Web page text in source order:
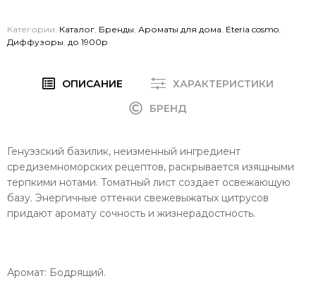
Категории: Каталог Бренды Ароматы для дома Eteria cosmo
Диффузоры до 1900р
ОПИСАНИЕ
ХАРАКТЕРИСТИКИ
БРЕНД
Генуэзский базилик, неизменный ингредиент
средиземноморских рецептов, раскрывается изящными
терпкими нотами. Томатный лист создает освежающую
базу. Энергичные оттенки свежевыжатых цитрусов
придают аромату сочность и жизнерадостность.
Аромат: Бодрящий.